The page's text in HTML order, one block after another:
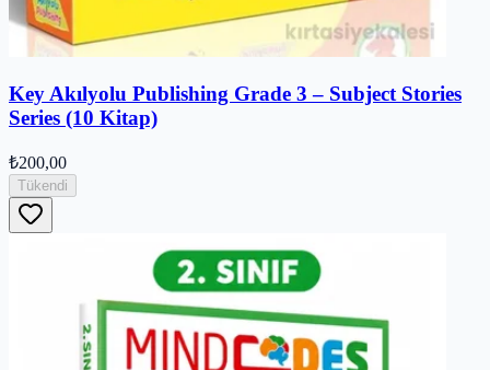
Key Akılyolu Publishing Grade 3 – Subject Stories
Series (10 Kitap)
₺200,00
Tükendi